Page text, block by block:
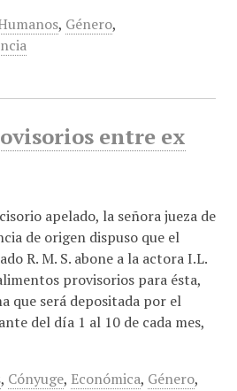
, Género,
entre ex
apelado, la señora jueza de
de origen dispuso que el
R. M. S. abone a la actora I.L.
provisorios para ésta,
que será depositada por el
del día 1 al 10 de cada mes,
, Cónyuge, Económica, Género,